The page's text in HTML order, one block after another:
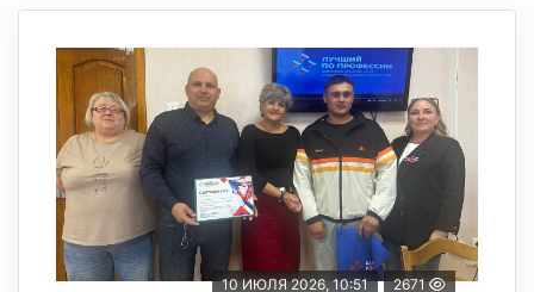
10 ИЮЛЯ 2026, 10:51 2671